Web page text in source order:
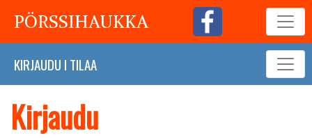
PÖRSSIHAUKKA
KIRJAUDU I TILAA
Kirjaudu